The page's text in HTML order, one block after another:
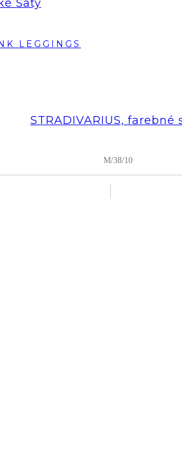
Šaty
STRADIVARIUS, farebné
M/38/10